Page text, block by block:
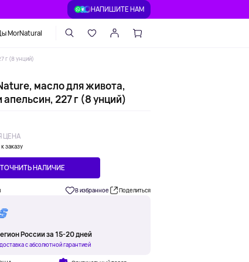
НАПИШИТЕ НАМ
MorNatural
г (8 унций)
масло для живота,
апельсин, 227 г (8 унций)
ЦЕНА
заказу
НАЛИЧИЕ
В избранное Поделиться
России за 15-20 дней
с абсолютной гарантией